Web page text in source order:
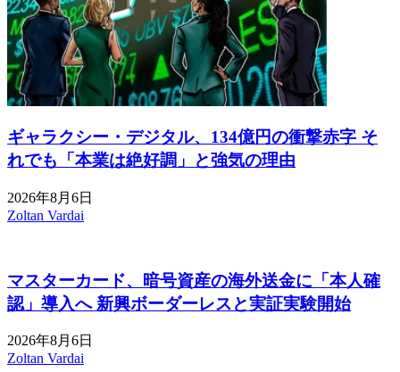
ギャラクシー・デジタル、134億円の衝撃赤字 そ
れでも「本業は絶好調」と強気の理由
2026年8月6日
Zoltan Vardai
マスターカード、暗号資産の海外送金に「本人確
認」導入へ 新興ボーダーレスと実証実験開始
2026年8月6日
Zoltan Vardai